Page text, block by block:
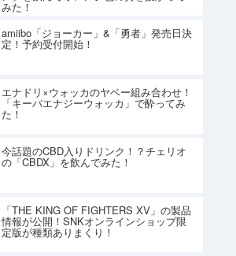
みた！
amiibo「ジョーカー」&「勇者」発売日決
定！予約受付開始！
エナドリ×ウォッカのヤベー組み合わせ！
「キーバエナジーウォッカ」で酔ってみ
た！
今話題のCBD入りドリンク！？チェリオ
の「CBDX」を飲んでみた！
「THE KING OF FIGHTERS XV」の製品
情報が公開！SNKオンラインショップ限
定版が種類ありまくり！